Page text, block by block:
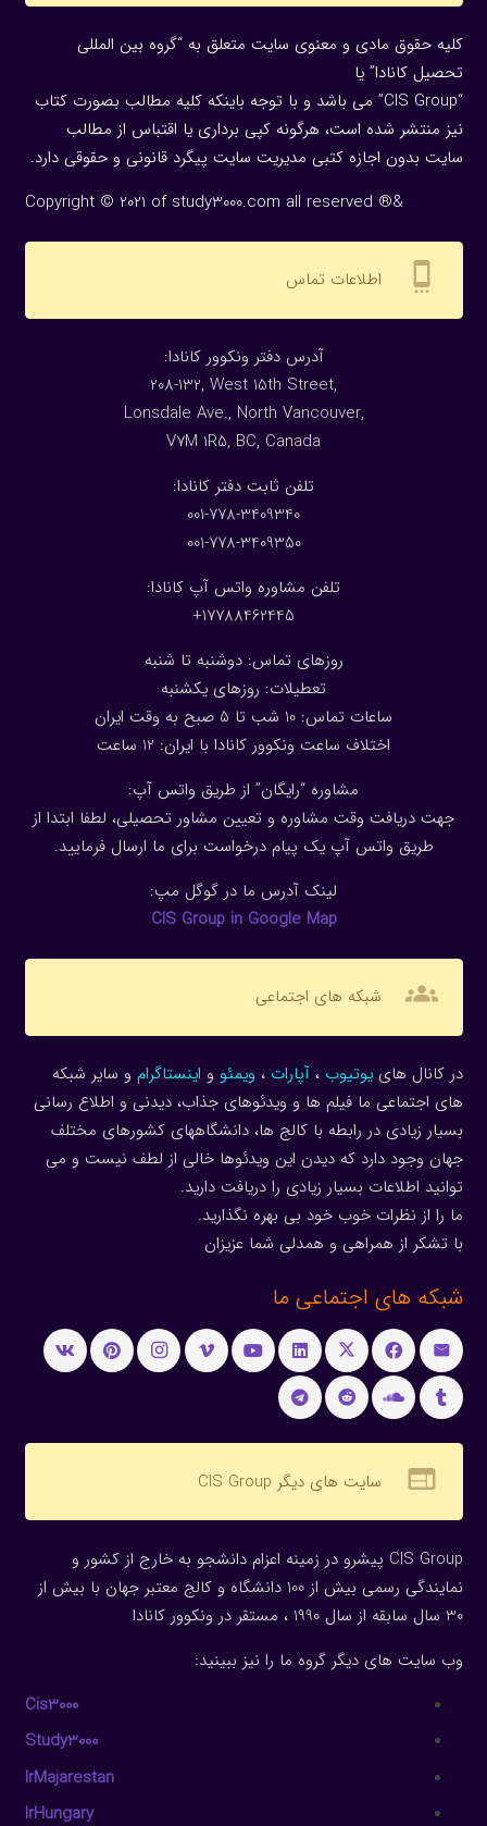
کلیه حقوق مادی و معنوی سایت متعلق به “گروه بین المللی
تحصیل کانادا” یا
“CIS Group” می باشد و با توجه باینکه کلیه مطالب بصورت کتاب
نیز منتشر شده است، هرگونه كپی برداری یا اقتباس از مطالب
سایت بدون اجازه كتبی مدیریت سایت پیگرد قانونی و حقوقی دارد.
Copyright © 2021 of study3000.com all reserved ®&
settings_cell اطلاعات تماس
:آدرس دفتر ونکوور کانادا
208-132, West 15th Street,
Lonsdale Ave., North Vancouver,
V7M 1R5, BC, Canada
:تلفن ثابت دفتر کانادا
001-778-3409340
001-778-3409350
تلفن مشاوره واتس آپ کانادا:
17788462445+
روزهای تماس: دوشنبه تا شنبه
تعطیلات: روزهای یکشنبه
ساعات تماس: 10 شب تا 5 صبح به وقت ایران
اختلاف ساعت ونکوور کانادا با ایران: 1 2 ساعت
مشاوره “رایگان” از طریق واتس آپ:
جهت دریافت وقت مشاوره و تعیین مشاور تحصیلی، لطفا ابتدا از
طریق واتس آپ یک پیام درخواست برای ما ارسال فرمایید.
لینک آدرس ما در گوگل مپ:
CIS Group in Google Map
groups شبکه های اجتماعی
در کانال هاییوتیوب ، آپارات ، ویمئو و اینستاگرام و سایر شبکه
های اجتماعی ما فیلم ها و ویدئوهای جذاب، دیدنی و اطلاع رسانی
بسیار زیادی در رابطه با کالج ها، دانشگاههای کشورهای مختلف
جهان وجود دارد که دیدن این ویدئوها خالی از لطف نیست و می
توانید اطلاعات بسیار زیادی را دریافت دارید.
ما را از نظرات خوب خود بی بهره نگذارید.
با تشکر از همراهی و همدلی شما عزیزان
شبکه های اجتماعی ما
web سایت های دیگر CIS Group
CIS Group پیشرو در زمینه اعزام دانشجو به خارج از کشور و
نمایندگی رسمی بیش از 100 دانشگاه و کالج معتبر جهان با بیش از
30 سال سابقه از سال 1990 ، مستقر در ونکوور کانادا
وب سایت های دیگر گروه ما را نیز ببینید:
Cis3000
Study3000
IrMajarestan
IrHungary